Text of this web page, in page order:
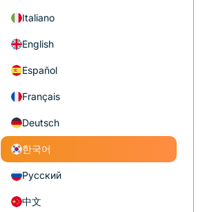
Italiano
English
Español
Français
Deutsch
한국어
Русский
中文